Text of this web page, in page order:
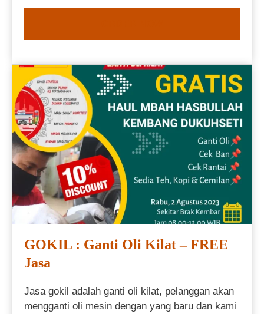
GOKIL : Ganti Oli Kilat – FREE
Jasa
Jasa gokil adalah ganti oli kilat, pelanggan akan
mengganti oli mesin dengan yang baru dan kami